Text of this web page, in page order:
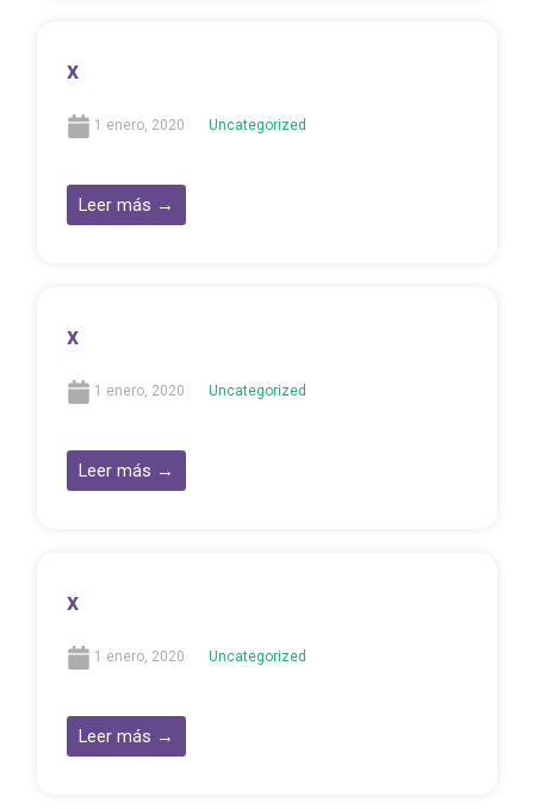
x
1 enero, 2020 Uncategorized
Leer más →
x
1 enero, 2020 Uncategorized
Leer más →
x
1 enero, 2020 Uncategorized
Leer más →